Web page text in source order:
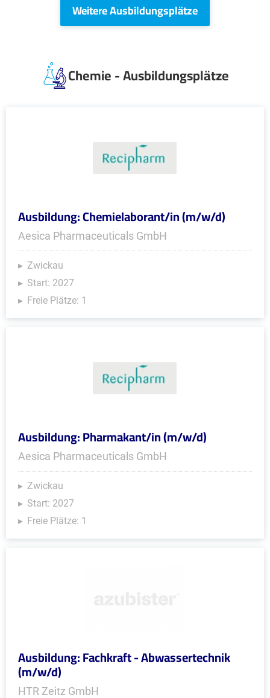
Weitere Ausbildungsplätze
Chemie - Ausbildungsplätze
Ausbildung: Chemielaborant/in (m/w/d)
Aesica Pharmaceuticals GmbH
Zwickau
Start: 2027
Freie Plätze: 1
Ausbildung: Pharmakant/in (m/w/d)
Aesica Pharmaceuticals GmbH
Zwickau
Start: 2027
Freie Plätze: 1
Ausbildung: Fachkraft - Abwassertechnik
(m/w/d)
HTR Zeitz GmbH